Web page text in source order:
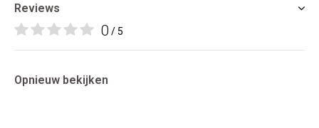
Reviews
0 / 5
Opnieuw bekijken